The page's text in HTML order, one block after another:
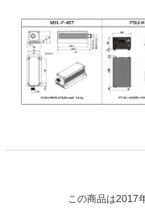
この商品は2017